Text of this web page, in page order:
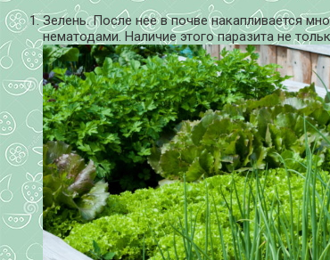
Зелень. После нее в почве накапливается
нематодами. Наличие этого паразита не